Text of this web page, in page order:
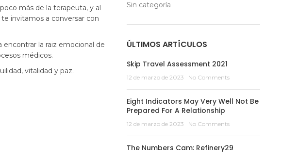
más de la terapeuta, y al
invitamos a conversar con
encontrar la raiz emocional de
médicos.
vitalidad y paz.
Sin categoría
ÚLTIMOS ARTÍCULOS
Skip Travel Assessment 2021
12 de marzo de 2023 No Comments
Eight Indicators May Very Well Not Be
Prepared For A Relationship
12 de marzo de 2023 No Comments
The Numbers Cam: Refinery29